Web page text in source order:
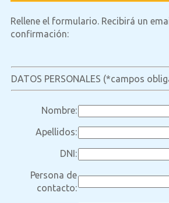
Rellene el formulario. Recibirá un
confirmación:
DATOS PERSONALES (*campos
Nombre:
Apellidos:
DNI:
Persona de
contacto: